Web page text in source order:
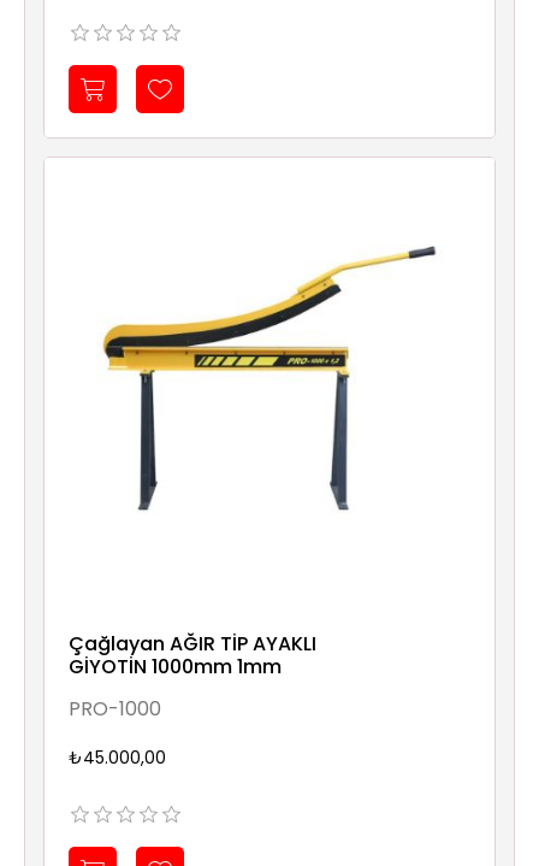
Çağlayan AĞIR TİP AYAKLI
GİYOTİN 1000mm 1mm
PRO-1000
₺45.000,00